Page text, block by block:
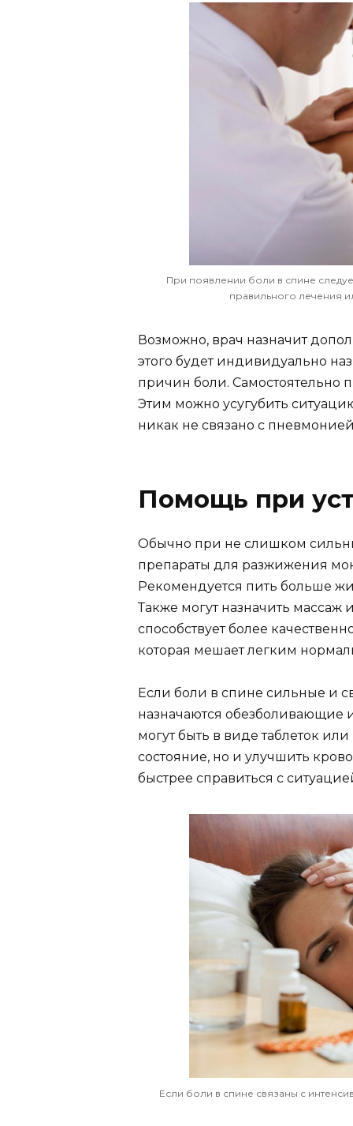
При появлении боли в спине
правильного лечения
Возможно, врач назначит
этого будет индивидуально
причин боли. Самостоятельно
Этим можно усугубить
никак не связано с
Помощь при
Обычно при не слишком
препараты для разжижения
Рекомендуется пить больше
Также могут назначить массаж
способствует более
которая мешает легким
Если боли в спине сильные и
назначаются обезболивающие
могут быть в виде таблеток
состояние, но и улучшить
быстрее справиться с
Если боли в спине связаны с